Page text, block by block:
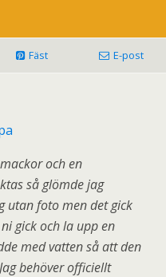
Fäst E-post
och en
så glömde jag
utan foto men det gick
gick och la upp en
med vatten så att den
behöver officiellt